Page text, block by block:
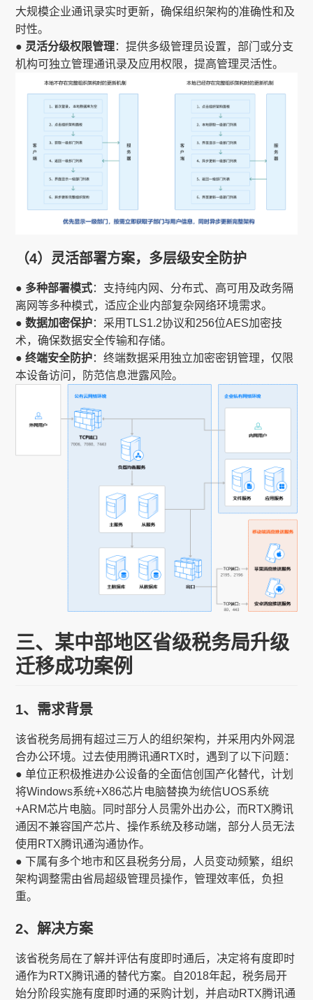
大规模企业通讯录实时更新，确保组织架构的准确性和及
时性。
● 灵活分级权限管理：提供多级管理员设置，部门或分支
机构可独立管理通讯录及应用权限，提高管理灵活性。
（4）灵活部署方案，多层级安全防护
● 多种部署模式：支持纯内网、分布式、高可用及政务隔
离网等多种模式，适应企业内部复杂网络环境需求。
● 数据加密保护：采用TLS1.2协议和256位AES加密技
术，确保数据安全传输和存储。
● 终端安全防护：终端数据采用独立加密密钥管理，仅限
本设备访问，防范信息泄露风险。
三、某中部地区省级税务局升级
迁移成功案例
1、需求背景
该省税务局拥有超过三万人的组织架构，并采用内外网混
合办公环境。过去使用腾讯通RTX时，遇到了以下问题：
● 单位正积极推进办公设备的全面信创国产化替代，计划
将Windows系统+X86芯片电脑替换为统信UOS系统
+ARM芯片电脑。同时部分人员需外出办公，而RTX腾讯
通因不兼容国产芯片、操作系统及移动端，部分人员无法
使用RTX腾讯通沟通协作。
● 下属有多个地市和区县税务分局，人员变动频繁，组织
架构调整需由省局超级管理员操作，管理效率低，负担
重。
2、解决方案
该省税务局在了解并评估有度即时通后，决定将有度即时
通作为RTX腾讯通的替代方案。自2018年起，税务局开
始分阶段实施有度即时通的采购计划，并启动RTX腾讯通